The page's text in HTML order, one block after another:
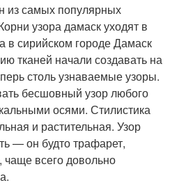
из самых популярных
узора дамаск уходят в
в сирийском городе Дамаск
тканей начали создавать на
столь узнаваемые узоры.
бесшовный узор любого
осями. Стилистика
и растительная. Узор
— он будто трафарет,
всего довольно